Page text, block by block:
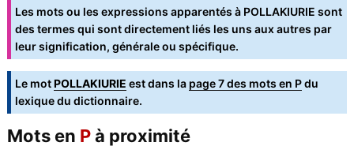
Les mots ou les expressions apparentés à POLLAKIURIE sont
des termes qui sont directement liés les uns aux autres par
leur signification, générale ou spécifique.
Le motPOLLAKIURIE est dans la page 7 des mots en Pdu
lexique du dictionnaire.
Mots en Pà proximité